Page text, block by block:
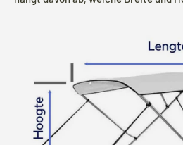
🚤
Tijdens onze vakantie
diverse producten